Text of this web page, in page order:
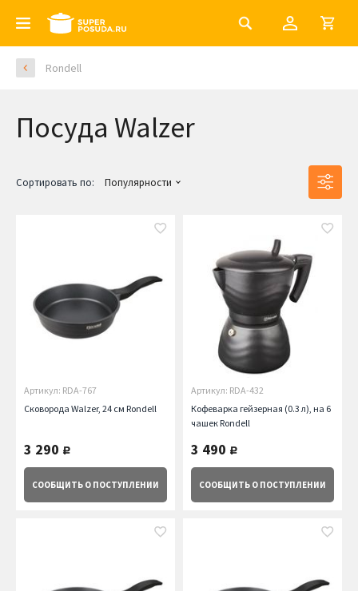
Rondell
Посуда Walzer
Сортировать по: Популярности
Артикул: RDA-767
Сковорода Walzer, 24 см Rondell
3 290 руб.
СООБЩИТЬ О ПОСТУПЛЕНИИ
Артикул: RDA-432
Кофеварка гейзерная (0.3 л), на 6
чашек Rondell
3 490 руб.
СООБЩИТЬ О ПОСТУПЛЕНИИ